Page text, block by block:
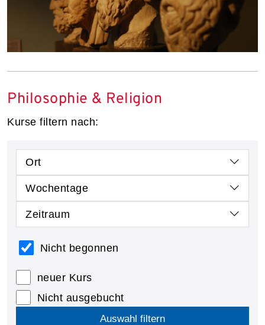
Philosophie & Religion
Kurse filtern nach:
Ort
Wochentage
Zeitraum
Nicht begonnen
neuer Kurs
Nicht ausgebucht
Auswahl filtern